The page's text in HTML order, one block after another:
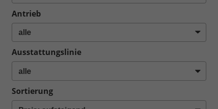
Antrieb
Ausstattungslinie
Sortierung